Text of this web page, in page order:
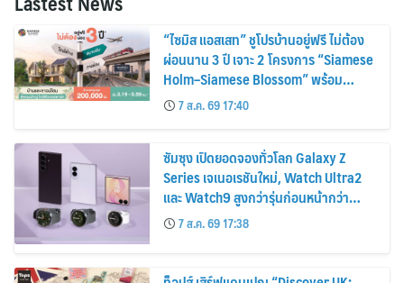
“ไซมิส แอสเสท” ชูโปรบ้านอยู่ฟรี ไม่ต้อง
ผ่อนนาน 3 ปี เจาะ 2 โครงการ “Siamese
Holm–Siamese Blossom” พร้อม
ส่วนลดและสิทธิพิเศษถึง 31 สิงหาคม
2569
7 ส.ค. 69 17:40
ซัมซุง เปิดยอดจองทั่วโลก Galaxy Z
Series เจเนอเรชันใหม่, Watch Ultra2
และ Watch9 สูงกว่ารุ่นก่อนหน้ากว่า
30%7 ส.ค. 69 17:38